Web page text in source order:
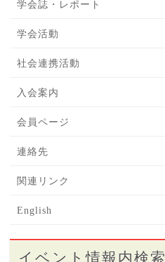
学会誌・レポート
学会活動
社会連携活動
入会案内
会員ページ
連絡先
関連リンク
English
イベント情報内検索